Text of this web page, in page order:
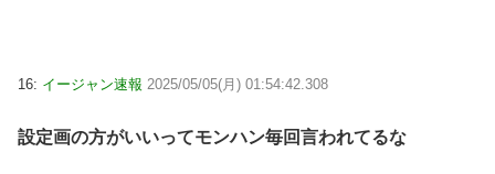
16: イージャン速報 2025/05/05(月) 01:54:42.308
設定画の方がいいってモンハン毎回言われてるな